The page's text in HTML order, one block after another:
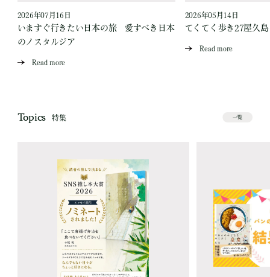
2026年07月16日
いますぐ行きたい日本の旅 愛すべき日本
のノスタルジア
Read more
2026年05月14日
てくてく歩き27屋久
Read more
Topics 特集 一覧